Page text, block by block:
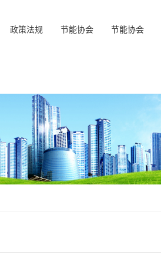
政策法规 节能协会 节能协会